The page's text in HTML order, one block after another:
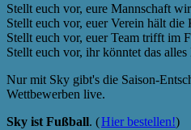
Stellt euch vor, eure Mannschaft
Stellt euch vor, euer Verein hält
Stellt euch vor, euer Team trifft im
Stellt euch vor, ihr könntet das
Nur mit Sky gibt's die Saison-
Wettbewerben live.
Sky ist Fußball. (Hier bestellen!)